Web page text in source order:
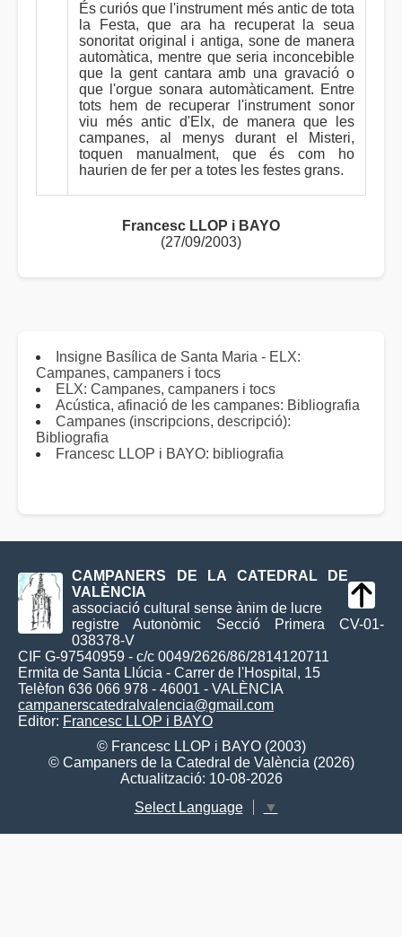
És curiós que l'instrument més antic de tota
la Festa, que ara ha recuperat la seua
sonoritat original i antiga, sone de manera
automàtica, mentre que seria inconcebible
que la gent cantara amb una gravació o
que l'orgue sonara automàticament. Entre
tots hem de recuperar l'instrument sonor
viu més antic d'Elx, de manera que les
campanes, al menys durant el Misteri,
toquen manualment, que és com ho
haurien de fer per a totes les festes grans.
Francesc LLOP i BAYO
(27/09/2003)
Insigne Basílica de Santa Maria - ELX:
Campanes, campaners i tocs
ELX: Campanes, campaners i tocs
Acústica, afinació de les campanes: Bibliografia
Campanes (inscripcions, descripció):
Bibliografia
Francesc LLOP i BAYO: bibliografia
CAMPANERS DE LA CATEDRAL DE
VALÈNCIA
associació cultural sense ànim de lucre
registre Autonòmic Secció Primera CV-01-
038378-V
CIF G-97540959 - c/c 0049/2626/86/2814120711
Ermita de Santa Llúcia - Carrer de l'Hospital, 15
Telèfon 636 066 978 - 46001 - VALÈNCIA
campanerscatedralvalencia@gmail.com
Editor: Francesc LLOP i BAYO
© Francesc LLOP i BAYO (2003)
© Campaners de la Catedral de València (2026)
Actualització: 10-08-2026
Select Language
▼